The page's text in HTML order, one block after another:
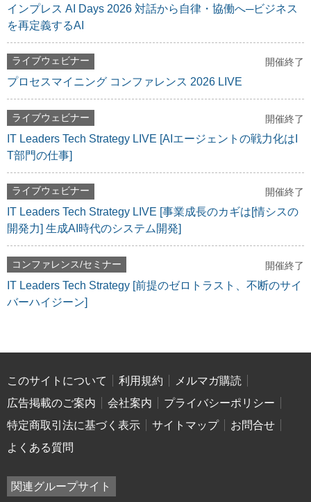
インプレス AI Days 2026 対話から自律・協働へ─ビジネス
を再定義するAI
ライブウェビナー 開催終了
プロセスマイニング コンファレンス 2026 LIVE
ライブウェビナー 開催終了
IT Leaders Tech Strategy LIVE [AIエージェントの戦力化はI
T部門の仕事]
ライブウェビナー 開催終了
IT Leaders Tech Strategy LIVE [事業成長のカギは[情シスの
開発力] 生成AI時代のシステム開発]
コンファレンス/セミナー 開催終了
IT Leaders Tech Strategy [前提のゼロトラスト、不断のサイ
バーハイジーン]
このサイトについて 利用規約
メルマガ購読
広告掲載のご案内
会社案内
プライバシーポリシー
特定商取引法に基づく表示
サイトマップ
お問合せ
よくある質問
関連グループサイト